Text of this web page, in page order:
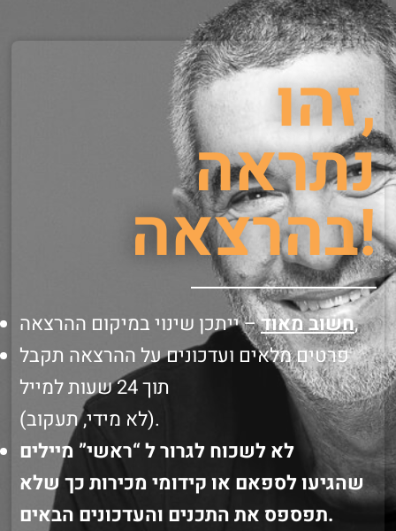
זהו,
נתראה
בהרצאה!
חשוב מאוד– ייתכן שינוי במיקום ההרצאה,
פרטים מלאים ועדכונים על ההרצאה תקבל
תוך 24 שעות למייל
(לא מידי, תעקוב).
לא לשכוח לגרור ל “ראשי” מיילים
שהגיעו לספאם או קידומי מכירותכך שלא
תפספס את התכנים והעדכונים הבאים.